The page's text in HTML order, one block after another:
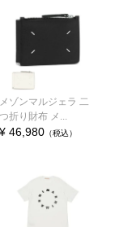
メゾンマルジェラ 二
つ折り財布 メ...
¥ 46,980 （税込）